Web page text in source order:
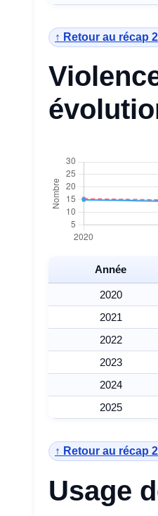
↑ Retour au récap
Année
2020
2021
2022
2023
2024
2025
↑ Retour au récap
Usage